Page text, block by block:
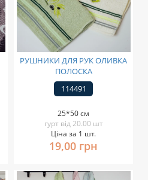
РУШНИКИ ДЛЯ РУК ОЛИВКА
ПОЛОСКА
114491
25*50 см
гурт від 20.00 шт
Ціна за 1 шт.
19,00 грн